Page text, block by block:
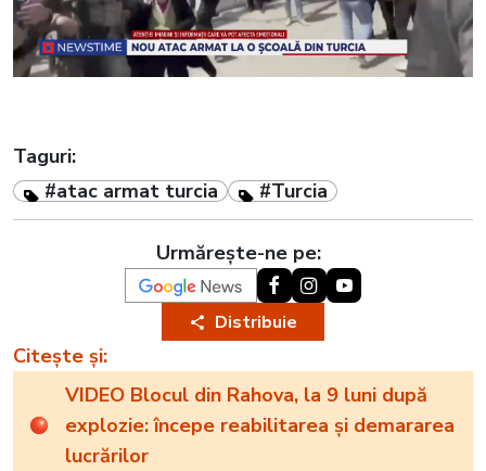
Taguri:
#atac armat turcia
#Turcia
Urmărește-ne pe:
Distribuie
Citește și:
VIDEO Blocul din Rahova, la 9 luni după
explozie: începe reabilitarea și demararea
lucrărilor